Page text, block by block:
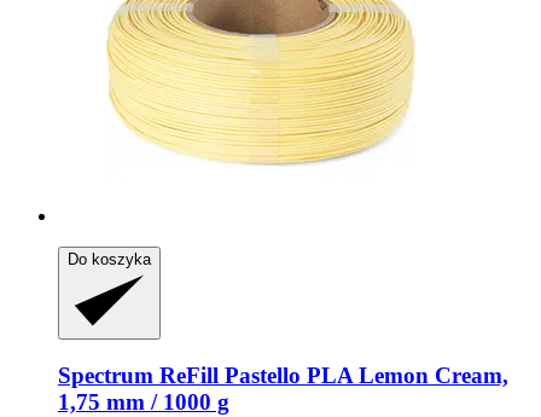
Do koszyka
Spectrum ReFill Pastello PLA Lemon Cream,
1,75 mm / 1000 g